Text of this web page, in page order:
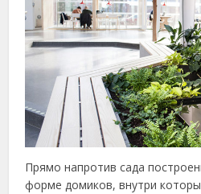
Прямо напротив сада
форме домиков, внутри